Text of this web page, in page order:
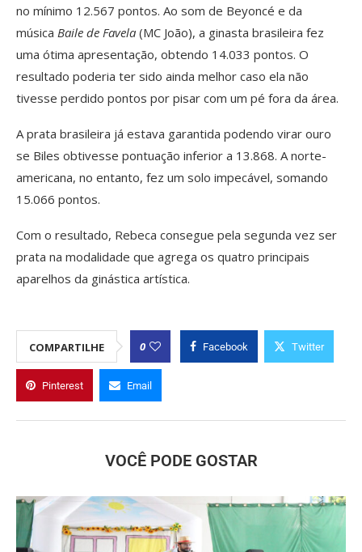
no mínimo 12.567 pontos. Ao som de Beyoncé e da
música Baile de Favela (MC João), a ginasta brasileira fez
uma ótima apresentação, obtendo 14.033 pontos. O
resultado poderia ter sido ainda melhor caso ela não
tivesse perdido pontos por pisar com um pé fora da área.
A prata brasileira já estava garantida podendo virar ouro
se Biles obtivesse pontuação inferior a 13.868. A norte-
americana, no entanto, fez um solo impecável, somando
15.066 pontos.
Com o resultado, Rebeca consegue pela segunda vez ser
prata na modalidade que agrega os quatro principais
aparelhos da ginástica artística.
COMPARTILHE 0 Facebook Twitter
Pinterest Email
VOCÊ PODE GOSTAR